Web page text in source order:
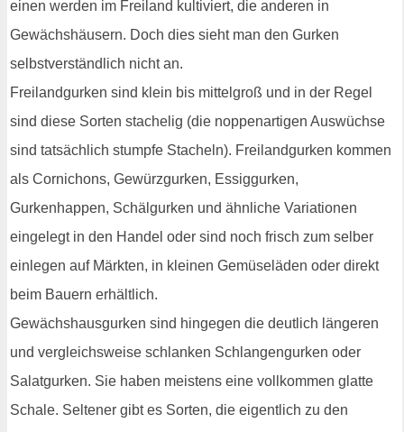
einen werden im Freiland kultiviert, die anderen in
Gewächshäusern. Doch dies sieht man den Gurken
selbstverständlich nicht an.
Freilandgurken sind klein bis mittelgroß und in der Regel
sind diese Sorten stachelig (die noppenartigen Auswüchse
sind tatsächlich stumpfe Stacheln). Freilandgurken kommen
als Cornichons, Gewürzgurken, Essiggurken,
Gurkenhappen, Schälgurken und ähnliche Variationen
eingelegt in den Handel oder sind noch frisch zum selber
einlegen auf Märkten, in kleinen Gemüseläden oder direkt
beim Bauern erhältlich.
Gewächshausgurken sind hingegen die deutlich längeren
und vergleichsweise schlanken Schlangengurken oder
Salatgurken. Sie haben meistens eine vollkommen glatte
Schale. Seltener gibt es Sorten, die eigentlich zu den